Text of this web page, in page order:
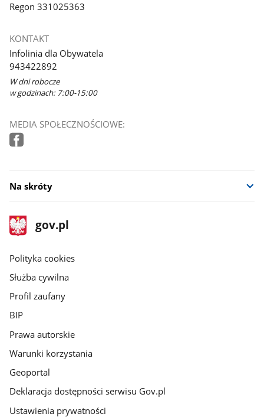
Regon 331025363
KONTAKT
Infolinia dla Obywatela
943422892
W dni robocze
w godzinach: 7:00-15:00
MEDIA SPOŁECZNOŚCIOWE:
Na skróty
stopka
gov.pl
Strona
gov.pl
gov.pl
Polityka cookies
Służba cywilna
Profil zaufany
BIP
Prawa autorskie
Warunki korzystania
Geoportal
Deklaracja dostępności serwisu Gov.pl
Ustawienia prywatności